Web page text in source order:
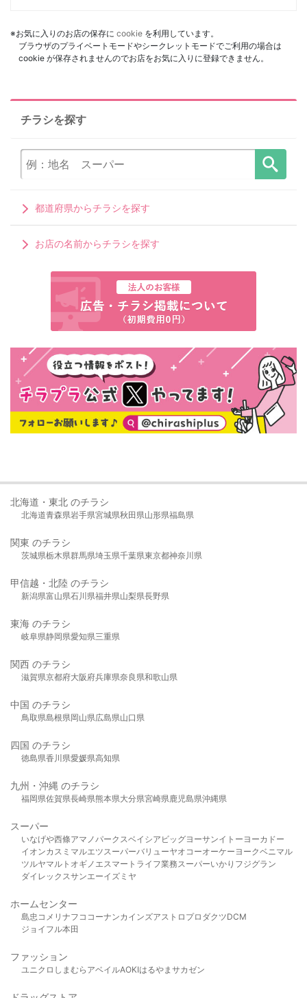
※お気に入りのお店の保存に cookie を利用しています。
ブラウザのプライベートモードやシークレットモードでご利用の場合は
cookie が保存されませんのでお店をお気に入りに登録できません。
チラシを探す
都道府県からチラシを探す
お店の名前からチラシを探す
北海道・東北 のチラシ
北海道青森県岩手県宮城県秋田県山形県福島県
関東 のチラシ
茨城県栃木県群馬県埼玉県千葉県東京都神奈川県
甲信越・北陸 のチラシ
新潟県富山県石川県福井県山梨県長野県
東海 のチラシ
岐阜県静岡県愛知県三重県
関西 のチラシ
滋賀県京都府大阪府兵庫県奈良県和歌山県
中国 のチラシ
鳥取県島根県岡山県広島県山口県
四国 のチラシ
徳島県香川県愛媛県高知県
九州・沖縄 のチラシ
福岡県佐賀県長崎県熊本県大分県宮崎県鹿児島県沖縄県
スーパー
いなげや西條アマノパークスベイシア ビッグヨーサンイトーヨーカドー
イオンカスミ マルエツスーパーバリューヤオコーオーケー ヨークベニマル
ツルヤマルト オギノ エスマート ライフ業務スーパーいかり フジグラン
ダイレックスサンエーイズミヤ
ホームセンター
島忠 コメリ ナフコ コーナンカインズアストロプロダクツDCM
ジョイフル本田
ファッション
ユニクロ しまむら アベイルAOKIはるやま サカゼン